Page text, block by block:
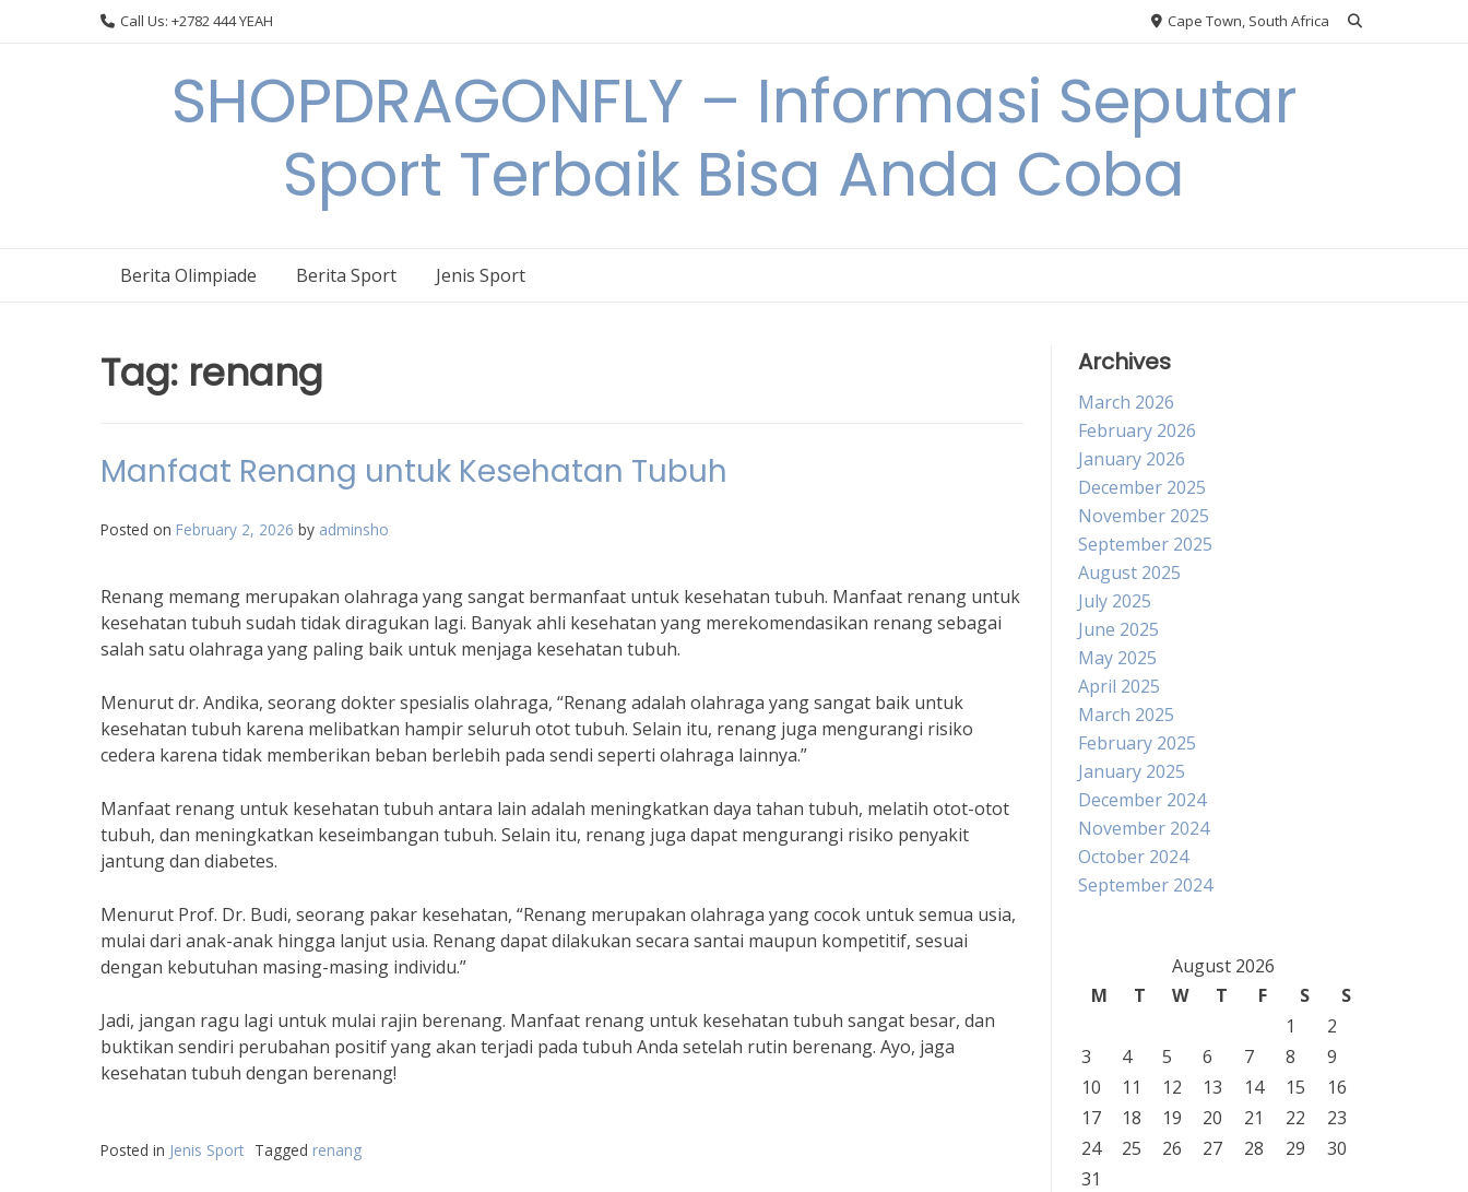
Call Us: +2782 444 YEAH Cape Town, South Africa
SHOPDRAGONFLY – Informasi Seputar
Sport Terbaik Bisa Anda Coba
Berita Olimpiade Berita Sport Jenis Sport
Tag: renang
Manfaat Renang untuk Kesehatan Tubuh
Posted on February 2, 2026 by adminsho
Renang memang merupakan olahraga yang sangat bermanfaat untuk kesehatan tubuh. Manfaat renang untuk
kesehatan tubuh sudah tidak diragukan lagi. Banyak ahli kesehatan yang merekomendasikan renang sebagai
salah satu olahraga yang paling baik untuk menjaga kesehatan tubuh.
Menurut dr. Andika, seorang dokter spesialis olahraga, “Renang adalah olahraga yang sangat baik untuk
kesehatan tubuh karena melibatkan hampir seluruh otot tubuh. Selain itu, renang juga mengurangi risiko
cedera karena tidak memberikan beban berlebih pada sendi seperti olahraga lainnya.”
Manfaat renang untuk kesehatan tubuh antara lain adalah meningkatkan daya tahan tubuh, melatih otot-otot
tubuh, dan meningkatkan keseimbangan tubuh. Selain itu, renang juga dapat mengurangi risiko penyakit
jantung dan diabetes.
Menurut Prof. Dr. Budi, seorang pakar kesehatan, “Renang merupakan olahraga yang cocok untuk semua usia,
mulai dari anak-anak hingga lanjut usia. Renang dapat dilakukan secara santai maupun kompetitif, sesuai
dengan kebutuhan masing-masing individu.”
Jadi, jangan ragu lagi untuk mulai rajin berenang. Manfaat renang untuk kesehatan tubuh sangat besar, dan
buktikan sendiri perubahan positif yang akan terjadi pada tubuh Anda setelah rutin berenang. Ayo, jaga
kesehatan tubuh dengan berenang!
Posted in Jenis Sport Tagged renang
Archives
March 2026
February 2026
January 2026
December 2025
November 2025
September 2025
August 2025
July 2025
June 2025
May 2025
April 2025
March 2025
February 2025
January 2025
December 2024
November 2024
October 2024
September 2024
August 2026
M
T W T F S
S
1
2
3
4 5 6 7 8
9
10
11 12 13 14 15
16
17
18 19 20 21 22
23
24
25 26 27 28 29
30
31